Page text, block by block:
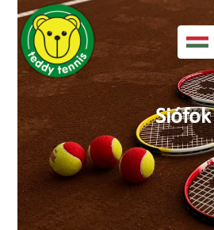
content
Open
mobile
menu
Close
mobile
menu
Siófok